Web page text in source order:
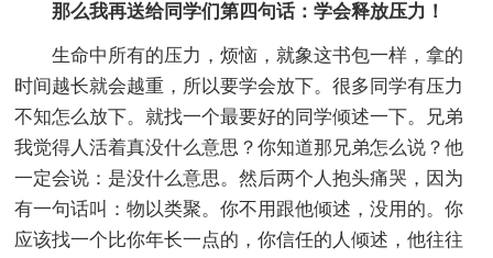
那么我再送给同学们第四句话：学会释放压力！
生命中所有的压力，烦恼，就象这书包一样，拿的
时间越长就会越重，所以要学会放下。很多同学有压力
不知怎么放下。就找一个最要好的同学倾述一下。兄弟
我觉得人活着真没什么意思？你知道那兄弟怎么说？他
一定会说：是没什么意思。然后两个人抱头痛哭，因为
有一句话叫：物以类聚。你不用跟他倾述，没用的。你
应该找一个比你年长一点的，你信任的人倾述，他往往